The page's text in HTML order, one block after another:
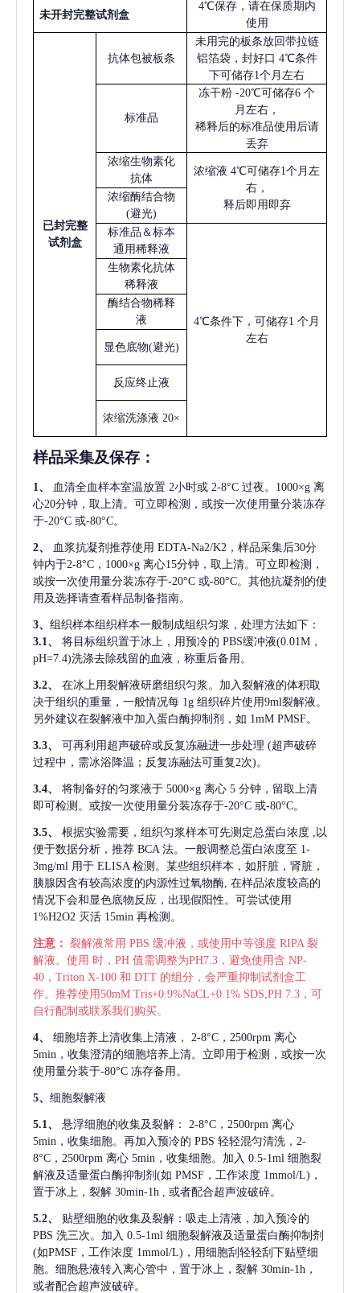
未开封完整试剂盒
4℃保存，请在保质期内
使用
已封完整
试剂盒
抗体包被板条
未用完的板条放回带拉链
铝箔袋，封好口 4℃条件
下可储存1个月左右
标准品
冻干粉 -20℃可储存6 个
月左右，
稀释后的标准品使用后请
丢弃
浓缩生物素化
抗体
浓缩液 4℃可储存1个月左
右，
释后即用即弃
浓缩酶结合物
(避光)
标准品＆标本
通用稀释液
4℃条件下，可储存1 个月
左右
生物素化抗体
稀释液
酶结合物稀释
液
显色底物(避光)
反应终止液
浓缩洗涤液 20×
样品采集及保存 ：
1、 血清全血样本室温放置 2小时或 2-8°C 过夜。1000×g 离
心20分钟，取上清。可立即检测，或按一次使用量分装冻存
于-20°C 或-80°C。
2、 血浆抗凝剂推荐使用 EDTA-Na2/K2，样品采集后30分
钟内于2-8°C，1000×g 离心15分钟，取上清。可立即检测，
或按一次使用量分装冻存于-20°C 或-80°C。其他抗凝剂的使
用及选择请查看样品制备指南。
3、 组织样本组织样本一般制成组织匀浆，处理方法如下：
3.1、
将目标组织置于冰上，用预冷的 PBS缓冲液(0.01M，
pH=7.4)洗涤去除残留的血液，称重后备用。
3.2、
在冰上用裂解液研磨组织匀浆。加入裂解液的体积取
决于组织的重量，一般情况每 1g 组织碎片使用9ml裂解液。
另外建议在裂解液中加入蛋白酶抑制剂，如 1mM PMSF。
3.3、 可再利用超声破碎或反复冻融进一步处理 (超声破碎
过程中，需冰浴降温；反复冻融法可重复2次)。
3.4、 将制备好的匀浆液于 5000×g 离心 5 分钟，留取上清
即可检测。或按一次使用量分装冻存于-20°C 或-80°C。
3.5、 根据实验需要，组织匀浆样本可先测定总蛋白浓度
,以
便于数据分析，推荐 BCA 法。一般调整总蛋白浓度至 1-
3mg/ml 用于 ELISA 检测。某些组织样本，如肝脏，肾脏，
胰腺因含有较高浓度的内源性过氧物酶, 在样品浓度较高的
情况下会和显色底物反应，出现假阳性。可尝试使用
1%H2O2 灭活 15min 再检测。
注意： 裂解液常用 PBS 缓冲液，或使用中等强度 RIPA 裂
解液。使用 时，PH 值需调整为PH7.3，避免使用含 NP-
40，Triton X-100 和 DTT 的组分，会严重抑制试剂盒工
作。推荐使用50mM Tris+0.9%NaCL+0.1% SDS,PH 7.3，可
自行配制或联系我们购买。
4、 细胞培养上清收集上清液，
2-8°C，2500rpm 离心
5min，收集澄清的细胞培养上清。立即用于检测，或按一次
使用量分装于-80°C 冻存备用。
5、 细胞裂解液
5.1、 悬浮细胞的收集及裂解：
2-8°C，2500rpm 离心
5min，收集细胞。再加入预冷的 PBS 轻轻混匀清洗，2-
8°C，2500rpm 离心 5min，收集细胞。加入 0.5-1ml 细胞裂
解液及适量蛋白酶抑制剂(如 PMSF，工作浓度 1mmol/L)，
置于冰上，裂解 30min-1h , 或者配合超声波破碎。
5.2、
贴壁细胞的收集及裂解：吸走上清液，加入预冷的
PBS 洗三次。加入 0.5-1ml 细胞裂解液及适量蛋白酶抑制剂
(如PMSF，工作浓度 1mmol/L)，用细胞刮轻轻刮下贴壁细
胞。细胞悬液转入离心管中，置于冰上，裂解 30min-1h，
或者配合超声波破碎。